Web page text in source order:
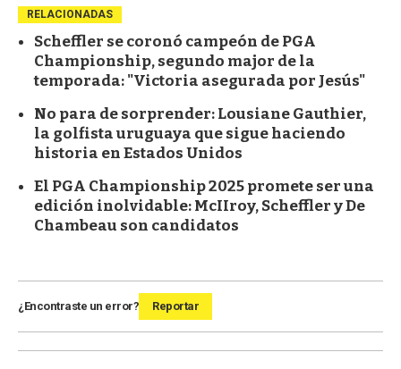
RELACIONADAS
Scheffler se coronó campeón de PGA
Championship, segundo major de la
temporada: "Victoria asegurada por Jesús"
No para de sorprender: Lousiane Gauthier,
la golfista uruguaya que sigue haciendo
historia en Estados Unidos
El PGA Championship 2025 promete ser una
edición inolvidable: McIIroy, Scheffler y De
Chambeau son candidatos
¿Encontraste un error? Reportar